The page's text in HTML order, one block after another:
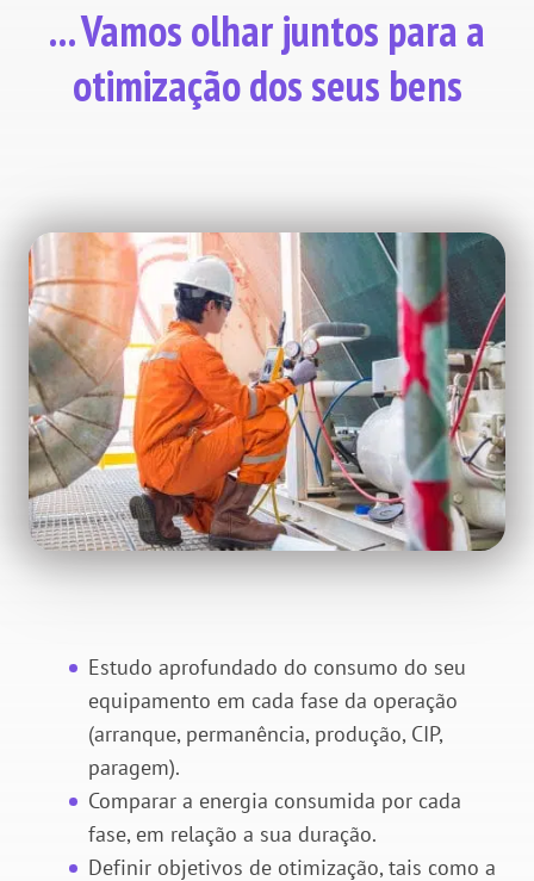
... Vamos olhar juntos para a
otimização dos seus bens
Estudo aprofundado do consumo do seu
equipamento em cada fase da operação
(arranque, permanência, produção, CIP,
paragem).
Comparar a energia consumida por cada
fase, em relação a sua duração.
Definir objetivos de otimização, tais como a